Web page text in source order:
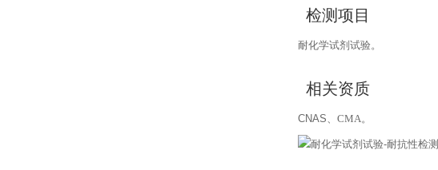
检测项目
耐化学试剂试验。
相关资质
CNAS、 CMA。